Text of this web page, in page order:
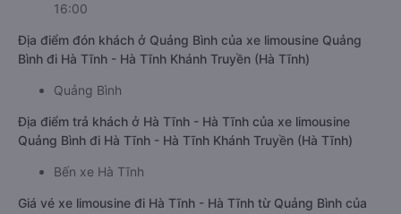
16:00
Địa điểm đón khách ở Quảng Bình của xe limousine Quảng
Bình đi Hà Tĩnh - Hà Tĩnh Khánh Truyền (Hà Tĩnh)
Quảng Bình
Địa điểm trả khách ở Hà Tĩnh - Hà Tĩnh của xe limousine
Quảng Bình đi Hà Tĩnh - Hà Tĩnh Khánh Truyền (Hà Tĩnh)
Bến xe Hà Tĩnh
Giá vé xe limousine đi Hà Tĩnh - Hà Tĩnh từ Quảng Bình của